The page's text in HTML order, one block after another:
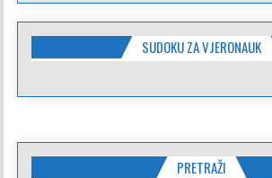
SUDOKU ZA VJERONAUK
PRETRAŽI